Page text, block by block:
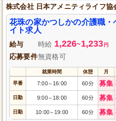
株式会社 日本アメニティライフ協
花珠の家かつしかの介護職
イト求人
給与 時給 1,226~1,233 円
応募要件無資格可
就業時間 休憩 月
早番 7:00～ 16:00 60分 募集
日勤 9:00～ 18:00 60分 募集
日勤 10:00～ 19:00 60分 募集